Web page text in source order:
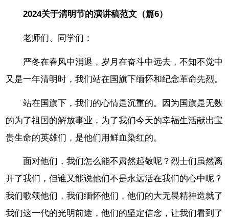
2024关于清明节的演讲稿范文（篇6）
老师们、同学们：
严冬在春风中消退，岁月在奋斗中远去，不知不觉中
又是一年清明时，我们站在国旗下缅怀和纪念革命先烈。
站在国旗下，我们的心情是沉重的。因为国旗是无数
的为了祖国的解放事业，为了我们今天的幸福生活献出宝
贵生命的英雄们，是他们用鲜血染红的。
面对他们，我们怎么能不肃然起敬呢？烈士们虽然离
开了我们，但谁又能说他们不是永远活在我们的心中呢？
我们歌颂他们，我们缅怀他们，他们的大无畏精神造就了
我们这一代的光明前途，他们的坚定信念，让我们看到了